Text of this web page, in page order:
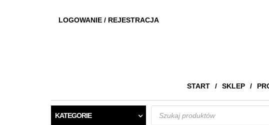
LOGOWANIE / REJESTRACJA
START SKLEP
KATEGORIE
Wyszukiwarka
produktów